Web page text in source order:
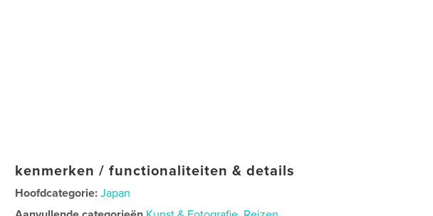
kenmerken / functionaliteiten & details
Hoofdcategorie: Japan